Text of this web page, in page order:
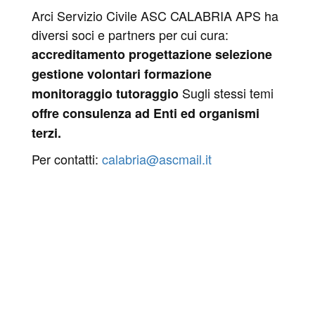
Arci Servizio Civile ASC CALABRIA APS ha
diversi soci e partners per cui cura:
accreditamento progettazione selezione
gestione volontari formazione
monitoraggio tutoraggioSugli stessi temi
offre consulenza ad Enti ed organismi
terzi.
Per contatti: calabria@ascmail.it